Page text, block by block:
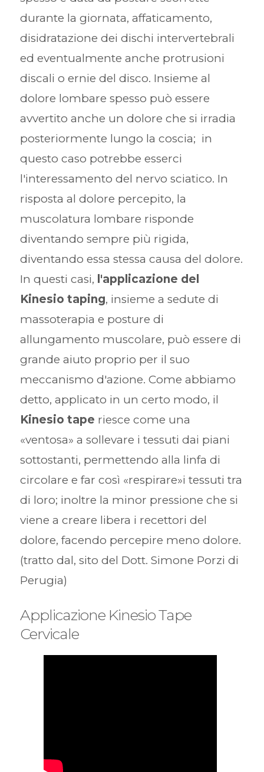
durante la giornata, affaticamento,
disidratazione dei dischi intervertebrali
ed eventualmente anche protrusioni
discali o ernie del disco. Insieme al
dolore lombare spesso può essere
avvertito anche un dolore che si irradia
posteriormente lungo la coscia; in
questo caso potrebbe esserci
l'interessamento del nervo sciatico. In
risposta al dolore percepito, la
muscolatura lombare risponde
diventando sempre più rigida,
diventando essa stessa causa del dolore.
In questi casi, l'applicazione del
Kinesio taping, insieme a sedute di
massoterapia e posture di
allungamento muscolare, può essere di
grande aiuto proprio per il suo
meccanismo d'azione. Come abbiamo
detto, applicato in un certo modo, il
Kinesio tape riesce come una
«ventosa» a sollevare i tessuti dai piani
sottostanti, permettendo alla linfa di
circolare e far così «respirare»i tessuti tra
di loro; inoltre la minor pressione che si
viene a creare libera i recettori del
dolore, facendo percepire meno dolore.
(tratto dal, sito del Dott. Simone Porzi di
Perugia)
Applicazione Kinesio Tape
Cervicale